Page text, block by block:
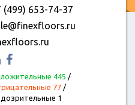
(499) 653-74-37
445 /
77/
1